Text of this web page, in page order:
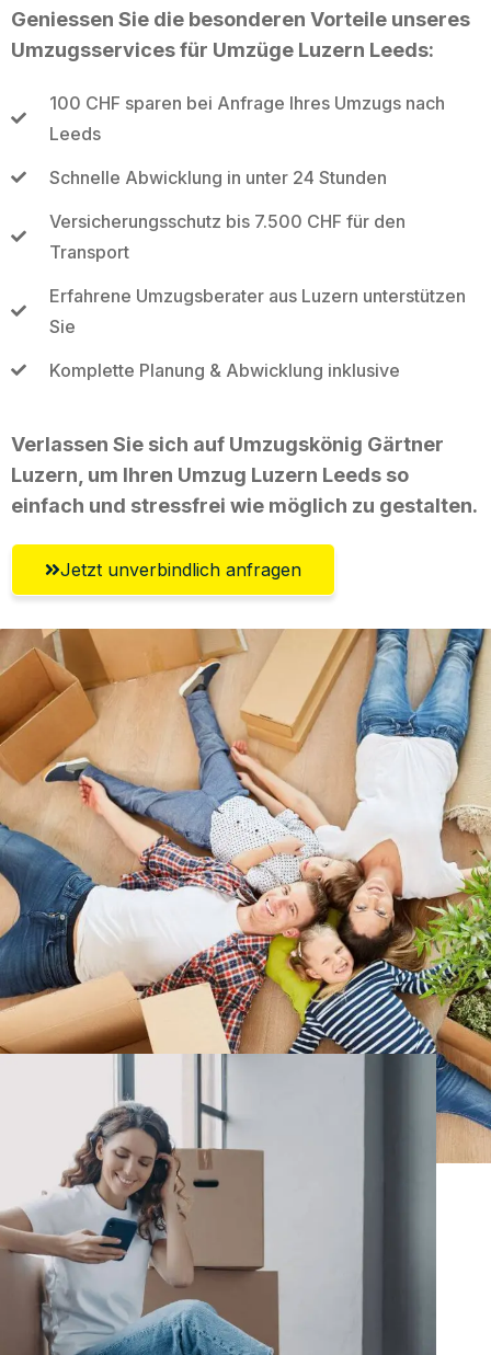
Geniessen Sie die besonderen Vorteile unseres
Umzugsservices für Umzüge Luzern Leeds:
100 CHF sparen bei Anfrage Ihres Umzugs nach
Leeds
Schnelle Abwicklung in unter 24 Stunden
Versicherungsschutz bis 7.500 CHF für den
Transport
Erfahrene Umzugsberater aus Luzern unterstützen
Sie
Komplette Planung & Abwicklung inklusive
Verlassen Sie sich auf Umzugskönig Gärtner
Luzern, um Ihren Umzug Luzern Leeds so
einfach und stressfrei wie möglich zu gestalten.
Jetzt unverbindlich anfragen